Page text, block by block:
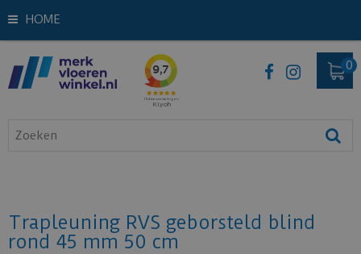
HOME
Trapleuning RVS geborsteld blind
rond 45 mm 50 cm